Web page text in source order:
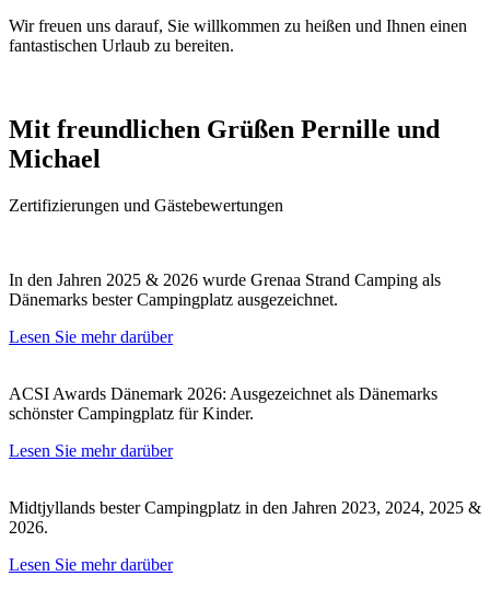
Wir freuen uns darauf, Sie willkommen zu heißen und Ihnen einen
fantastischen Urlaub zu bereiten.
Mit freundlichen Grüßen Pernille und
Michael
Zertifizierungen und Gästebewertungen
In den Jahren 2025 & 2026 wurde Grenaa Strand Camping als
Dänemarks bester Campingplatz ausgezeichnet.
Lesen Sie mehr darüber
ACSI Awards Dänemark 2026: Ausgezeichnet als Dänemarks
schönster Campingplatz für Kinder.
Lesen Sie mehr darüber
Midtjyllands bester Campingplatz in den Jahren 2023, 2024, 2025 &
2026.
Lesen Sie mehr darüber